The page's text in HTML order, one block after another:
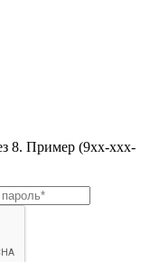
8. Пример (9хх-ххх-